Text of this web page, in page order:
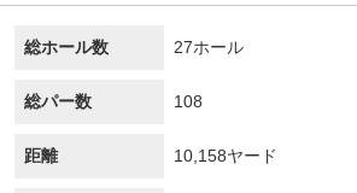
総ホール数 27ホール
総パー数 108
距離 10,158ヤード